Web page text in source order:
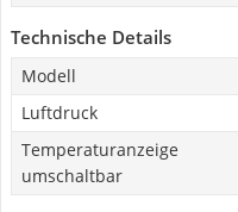
Technische Details
Modell
Luftdruck
Temperaturanzeige
umschaltbar